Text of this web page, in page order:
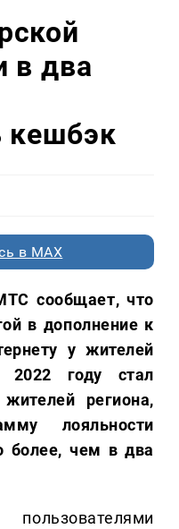
в два
кешбэк
в MAX
сообщает, что
в дополнение к
у жителей
2022 году стал
региона,
лояльности
более, чем в два